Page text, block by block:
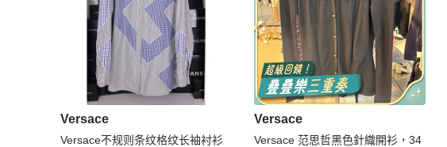
Versace
Versace不规则条纹格纹长袖衬衫
Versace
Versace 范思哲黑色針織開衫，34